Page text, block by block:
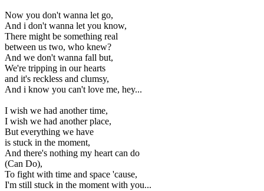
Now you don't wanna let go,
And i don't wanna let you know,
There might be something real
between us two, who knew?
And we don't wanna fall but,
We're tripping in our hearts
and it's reckless and clumsy,
And i know you can't love me, hey...
I wish we had another time,
I wish we had another place,
But everything we have
is stuck in the moment,
And there's nothing my heart can do
(Can Do),
To fight with time and space 'cause,
I'm still stuck in the moment with you...